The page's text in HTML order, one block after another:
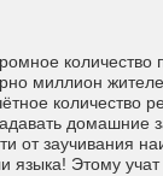
миллион
количество
домашние
заучивания
языка! Этому